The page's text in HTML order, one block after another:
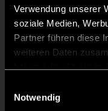
Verwendung unserer
soziale Medien,
Partner führen diese
weiteren Daten
Notwendig
Anna